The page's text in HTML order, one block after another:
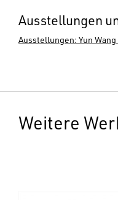
Ausstellungen
Ausstellungen: Yun
Weitere